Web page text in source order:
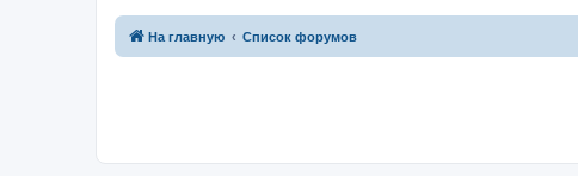
На главную Список форумов